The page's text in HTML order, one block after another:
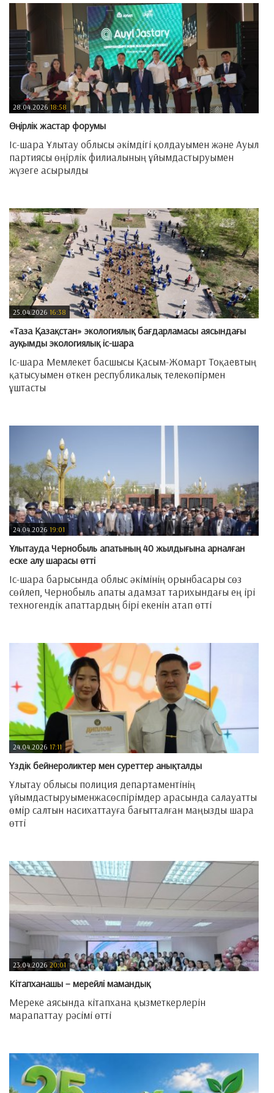
28.04.2026 18:58
Өңірлік жастар форумы
Іс-шара Ұлытау облысы әкімдігі қолдауымен және Ауыл
партиясы өңірлік филиалының ұйымдастыруымен
жүзеге асырылды
25.04.2026 16:38
«Таза Қазақстан» экологиялық бағдарламасы аясындағы
ауқымды экологиялық іс-шара
Іс-шара Мемлекет басшысы Қасым-Жомарт Тоқаевтың
қатысуымен өткен республикалық телекөпірмен
ұштасты
24.04.2026 19:01
Ұлытауда Чернобыль апатының 40 жылдығына арналған
еске алу шарасы өтті
Іс-шара барысында облыс әкімінің орынбасары сөз
сөйлеп, Чернобыль апаты адамзат тарихындағы ең ірі
техногендік апаттардың бірі екенін атап өтті
24.04.2026 17:11
Үздік бейнероликтер мен суреттер анықталды
Ұлытау облысы полиция департаментінің
ұйымдастыруыменжасөспірімдер арасында салауатты
өмір салтын насихаттауға бағытталған маңызды шара
өтті
23.04.2026 20:01
Кітапханашы – мерейлі мамандық
Мереке аясында кітапхана қызметкерлерін
марапаттау рәсімі өтті